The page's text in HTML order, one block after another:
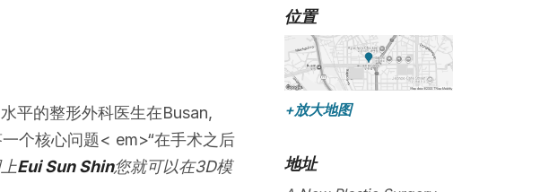
水平的整形外科医生在Busan,
个核心问题< em>“在手术之后
Eui Sun Shin您就可以在3D模
位置
+放大地图
地址